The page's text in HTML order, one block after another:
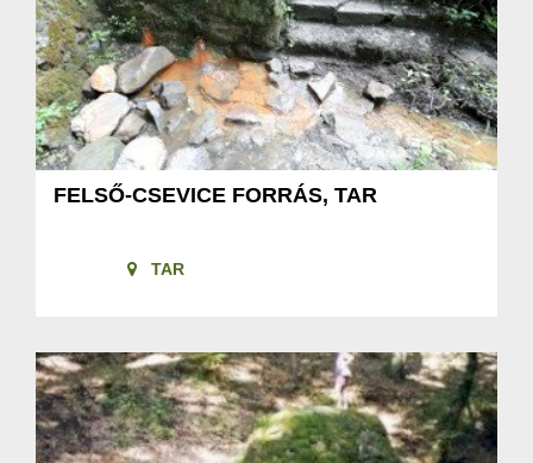
FELSŐ-CSEVICE FORRÁS, TAR
TAR